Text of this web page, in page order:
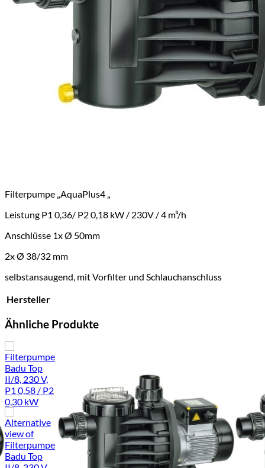
Filterpumpe Speck AquaPlus 4 Leistung 180W / 230V / 4
ST 90904Kategorie: Poolpumpen
Filterpumpe „AquaPlus4 „
Leistung P1 0,36/ P2 0,18 kW / 230V / 4 m³/h
Anschlüsse 1x Ø 50mm
2x Ø 38/32 mm
selbstansaugend, mit Vorfilter und Schlauchanschluss
Hersteller
Ähnliche Produkte